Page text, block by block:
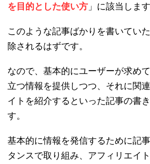
を目的とした使い方 」に該当します
このような記事ばかりを書いてい
除されるはずです。
なので、基本的にユーザーが求め
立つ情報を提供しつつ、それに関
イトを紹介するといった記事の書
す。
基本的に情報を発信するために記
タンスで取り組み、アフィリエイ